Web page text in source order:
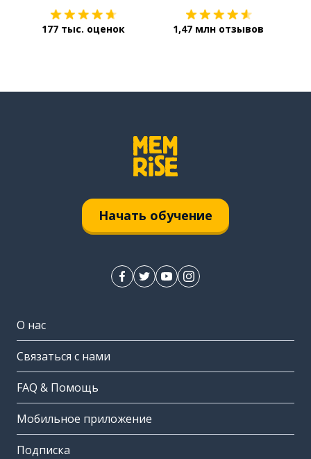
177 тыс. оценок 1,47 млн отзывов
Начать обучение
О нас
Связаться с нами
FAQ & Помощь
Мобильное приложение
Подписка